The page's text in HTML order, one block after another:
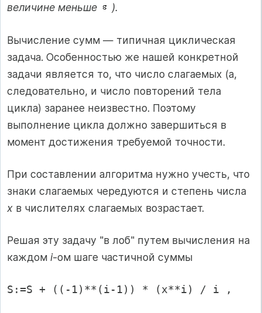
величине меньше
).
Вычисление сумм — типичная циклическая
задача. Особенностью же нашей конкретной
задачи является то, что число слагаемых (а,
следовательно, и число повторений тела
цикла) заранее неизвестно. Поэтому
выполнение цикла должно завершиться в
момент достижения требуемой точности.
При составлении алгоритма нужно учесть, что
знаки слагаемых чередуются и степень числа
х в числителях слагаемых возрастает.
Решая эту задачу "в лоб" путем вычисления на
каждом i-ом шаге частичной суммы
S:=S + ((-1)**(i-1)) * (x**i) / i ,